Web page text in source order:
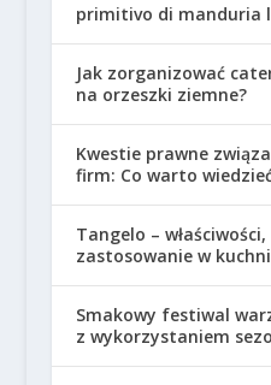
primitivo di manduria
Jak zorganizować
na orzeszki ziemne?
Kwestie prawne
firm: Co warto
Tangelo –
zastosowanie w kuchni
Smakowy festiwal
z wykorzystaniem